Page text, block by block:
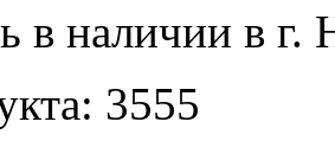
в наличии в
3555